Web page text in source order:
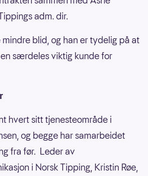
adm. dir.
mindre blid, og han er tydelig på at
særdeles viktig kunde for
hvert sitt tjenesteområde i
og begge har samarbeidet
fra før. Leder av
i Norsk Tipping, Kristin Røe,